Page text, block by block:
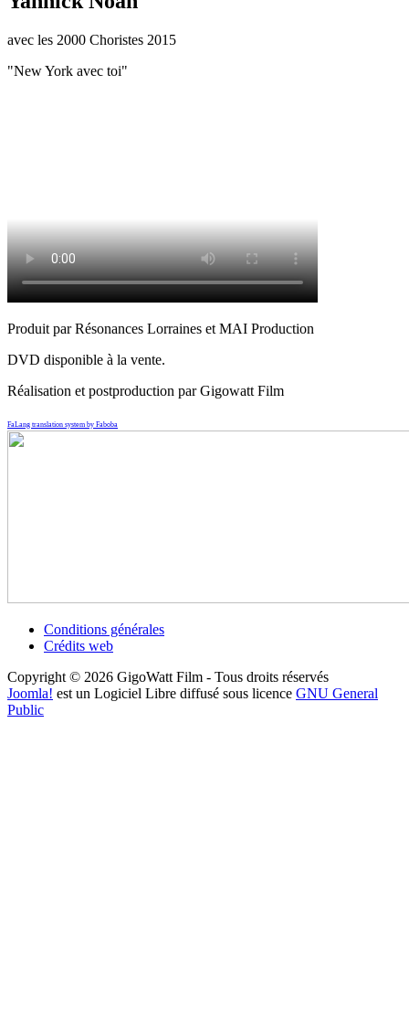
avec les 2000 Choristes 2015
"New York avec toi"
Produit par Résonances Lorraines et MAI Production
DVD disponible à la vente.
Réalisation et postproduction par Gigowatt Film
FaLang translation system by Faboba
Conditions générales
Crédits web
Copyright © 2026 GigoWatt Film - Tous droits réservés
Joomla! est un Logiciel Libre diffusé sous licence GNU General
Public